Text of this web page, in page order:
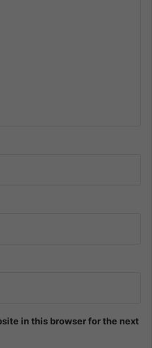
in this browser for the next